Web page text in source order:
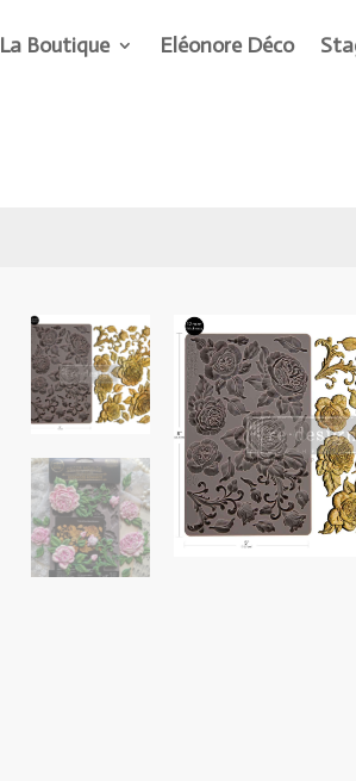
La Boutique Eléonore Déco